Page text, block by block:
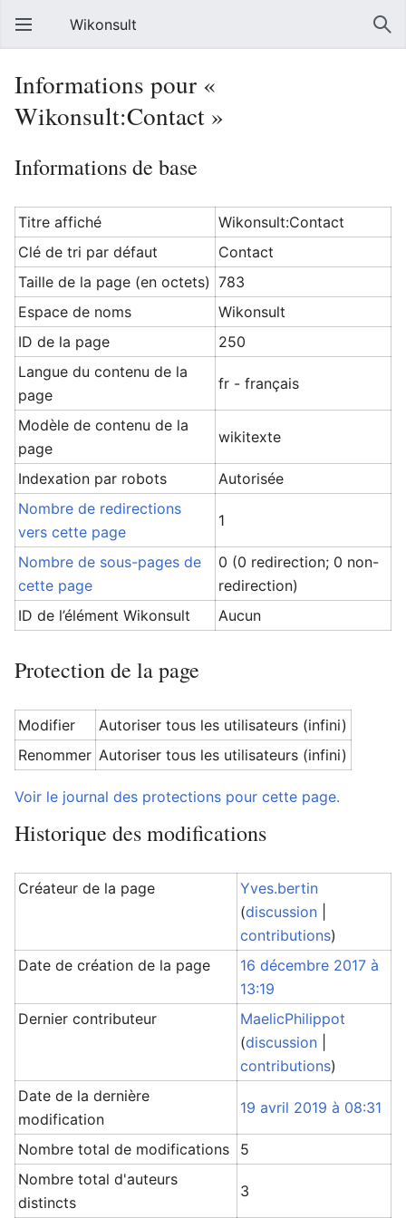
Ouvrir le menu principal
Wikonsult
Informations pour «
Wikonsult:Contact »
Informations de base
Titre affiché
Wikonsult:Contact
Clé de tri par défaut
Contact
Taille de la page (en octets) 783
Espace de noms
Wikonsult
ID de la page
250
Langue du contenu de la
page
fr - français
Modèle de contenu de la
page
wikitexte
Indexation par robots
Autorisée
Nombre de redirections
vers cette page
1
Nombre de sous-pages de
cette page
0 (0 redirection; 0 non-
redirection)
ID de l’élément Wikonsult
Aucun
Protection de la page
Modifier
Autoriser tous les utilisateurs (infini)
Renommer Autoriser tous les utilisateurs (infini)
Voir le journal des protections pour cette page.
Historique des modifications
Créateur de la page
Yves.bertin
(discussion
contributions)
Date de création de la page
16 décembre 2017 à
13:19
Dernier contributeur
MaelicPhilippot
(discussion
contributions)
Date de la dernière
modification
19 avril 2019 à 08:31
Nombre total de modifications
5
Nombre total d'auteurs
distincts
3